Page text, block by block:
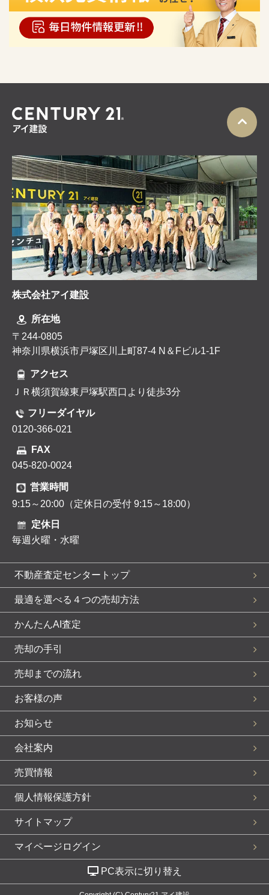
株式会社アイ建設
所在地
〒244-0805
神奈川県横浜市戸塚区川上町87-4 N＆Fビル1-1F
アクセス
ＪＲ横須賀線東戸塚駅西口より徒歩3分
フリーダイヤル
0120-366-021
FAX
045-820-0024
営業時間
9:15～20:00（定休日の受付 9:15～18:00）
定休日
毎週火曜・水曜
不動産査定センタートップ
最適を選べる４つの売却方法
かんたんAI査定
売却の手引
売却までの流れ
お客様の声
お知らせ
会社案内
売買情報
個人情報保護方針
サイトマップ
マイページログイン
PC表示に切り替え